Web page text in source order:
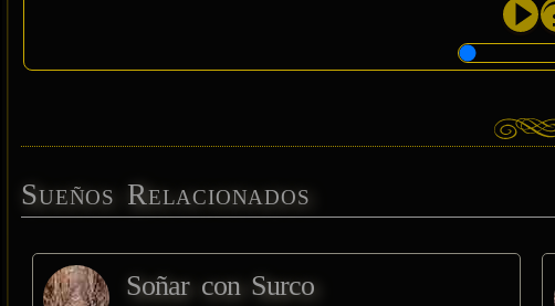
Sueños Relacionados
Soñar con Surco